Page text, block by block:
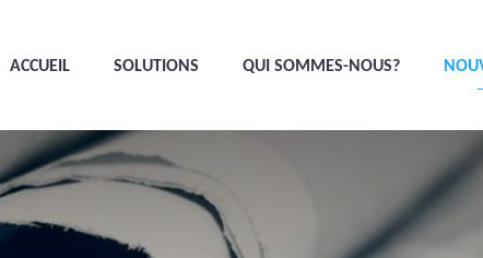
ACCUEIL SOLUTIONS QUI SOMMES-NOUS?